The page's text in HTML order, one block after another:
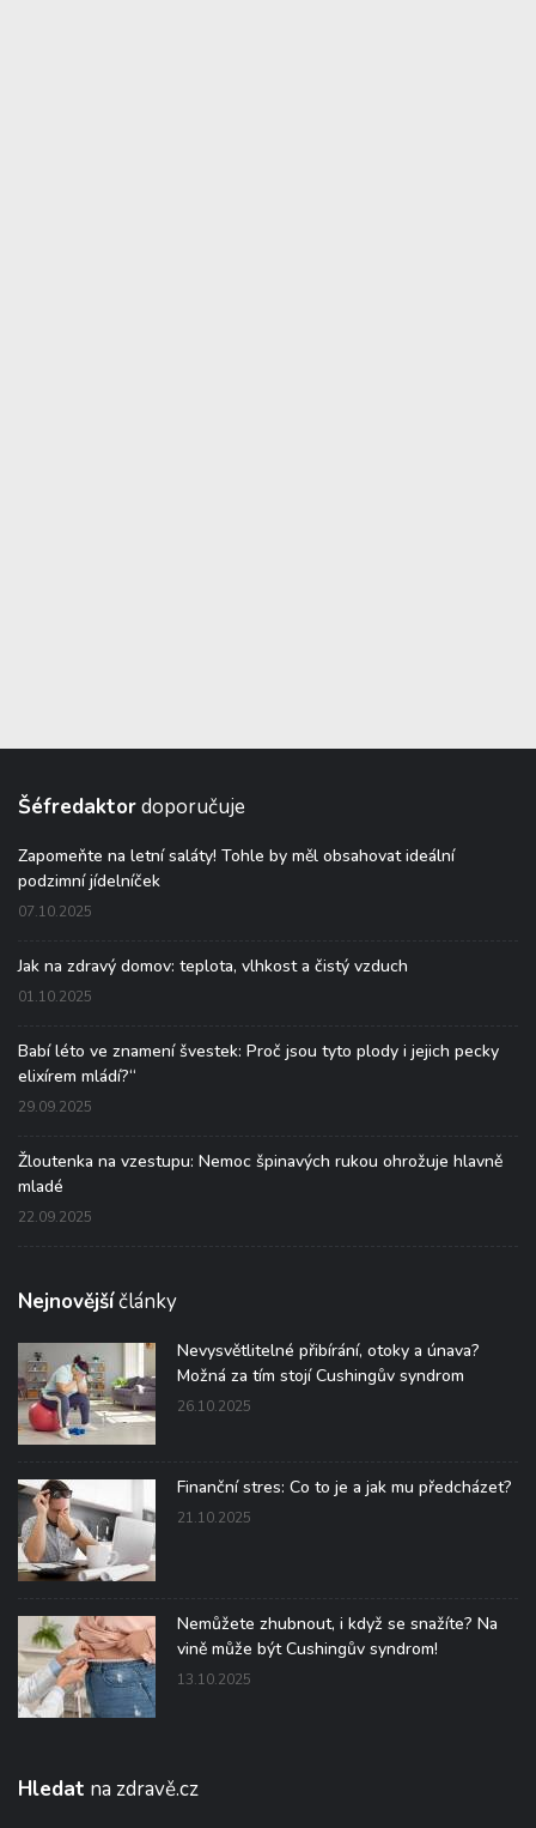
Šéfredaktordoporučuje
Zapomeňte na letní saláty! Tohle by měl obsahovat ideální
podzimní jídelníček
07.10.2025
Jak na zdravý domov: teplota, vlhkost a čistý vzduch
01.10.2025
Babí léto ve znamení švestek: Proč jsou tyto plody i jejich pecky
elixírem mládí?“
29.09.2025
Žloutenka na vzestupu: Nemoc špinavých rukou ohrožuje hlavně
mladé
22.09.2025
Nejnovějšíčlánky
Nevysvětlitelné přibírání, otoky a únava?
Možná za tím stojí Cushingův syndrom
26.10.2025
Finanční stres: Co to je a jak mu předcházet?
21.10.2025
Nemůžete zhubnout, i když se snažíte? Na
vině může být Cushingův syndrom!
13.10.2025
Hledat na zdravě.cz